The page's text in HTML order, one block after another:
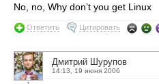
No, no, Why don’t you get Linux
Ответить Цитировать
Дмитрий Шурупов
14:13, 19 июня 2006